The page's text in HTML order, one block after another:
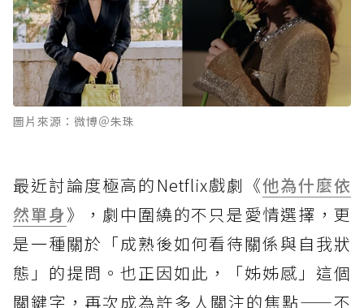
圖片來源：微博＠朱珠
最近討論度極高的Netflix戲劇《他為什麼依
然單身》，劇中圍繞的不只是愛情選擇，更
是一種關於「成熟後如何看待關係與自我狀
態」的提問。也正因如此，「姊姊感」這個
關鍵字，再次成為許多人關注的焦點——不